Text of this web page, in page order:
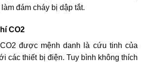
đám cháy bị dập tắt.
CO2
được mệnh danh là cứu tinh của
các thiết bị điện. Tuy bình không thích